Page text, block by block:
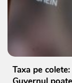
Taxa pe